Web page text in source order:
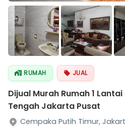
RUMAH JUAL
Dijual Murah Rumah 1
Tengah Jakarta Pusat
Cempaka Putih Timur,